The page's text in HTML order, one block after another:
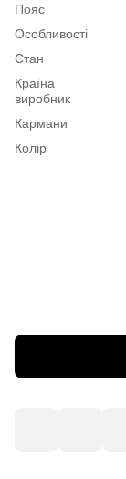
Пояс
Особливості
Стан
Країна
виробник
Кармани
Колір